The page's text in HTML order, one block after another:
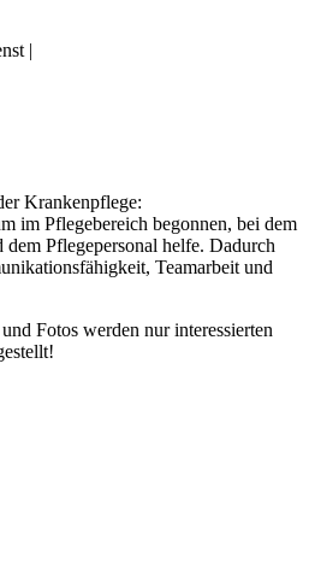
|
Krankenpflege:
im Pflegebereich begonnen, bei dem
dem Pflegepersonal helfe. Dadurch
Teamarbeit und
Fotos werden nur interessierten